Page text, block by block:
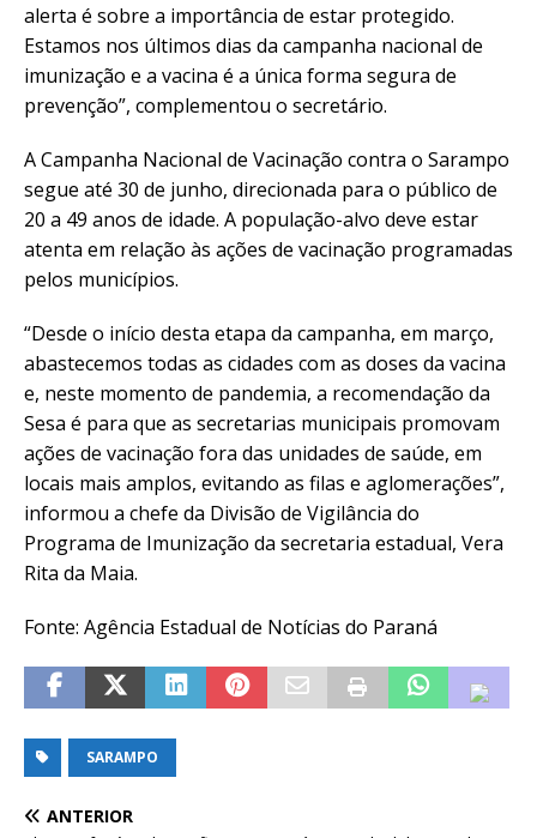
alerta é sobre a importância de estar protegido.
Estamos nos últimos dias da campanha nacional de
imunização e a vacina é a única forma segura de
prevenção”, complementou o secretário.
A Campanha Nacional de Vacinação contra o Sarampo
segue até 30 de junho, direcionada para o público de
20 a 49 anos de idade. A população-alvo deve estar
atenta em relação às ações de vacinação programadas
pelos municípios.
“Desde o início desta etapa da campanha, em março,
abastecemos todas as cidades com as doses da vacina
e, neste momento de pandemia, a recomendação da
Sesa é para que as secretarias municipais promovam
ações de vacinação fora das unidades de saúde, em
locais mais amplos, evitando as filas e aglomerações”,
informou a chefe da Divisão de Vigilância do
Programa de Imunização da secretaria estadual, Vera
Rita da Maia.
Fonte: Agência Estadual de Notícias do Paraná
SARAMPO
ANTERIOR